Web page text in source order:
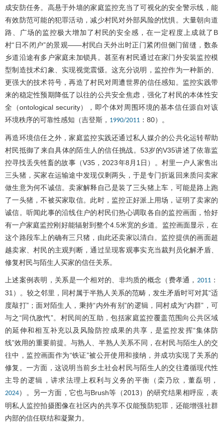
成安防任务。高悬于外墙的家庭监控充当了可视化的安全警示线，能
有效防范可能的犯罪活动，减少村民对外部风险的忧惧。大量朝向道
路、广场的监控极大增加了村民的安全感，在一定程度上成就了B
村“日不闭户”的景观——村民白天外出时正门紧闭但侧门留缝，数条
乡道沿途有多户家庭未加锁具。甚至有村民通过在家门外安装监控模
型制造技术幻象、实现视觉震慑。这充分说明，监控作为一种新的、
更强大的技术符号，再造了村民对周遭世界的信任感知。监控实践带
来的稳定性预期降低了以往的公共安全焦虑，强化了村民的本体性安
全（ontological security），即个体对周围环境的基本信任源自对该
环境秩序的可靠性感知（吉登斯， 1990/2011 ：80）。
再造环境信任之外，家庭监控实践还通过私人媒介的公共化运转帮助
村民抵御了来自具体的陌生人的信任挑战。53岁的V35讲述了依靠监
控寻找丢失牲畜的故事（V35，2023年8月1日）。村里一户人家售出
三头猪，买家在运输途中发现仅剩两头，于是专门折返回来质问卖家
做生意为何不诚信。卖家解释自己是装了三头猪上车，可能是路上跑
了一头猪，不被买家取信。此时，监控正好派上用场，证明了卖家的
诚信。听闻此事的沿线住户的村民们热心调取各自的监控画面，恰好
有一户家庭监控刚好能辐射到整个4.5米宽的乡道。监控画面显示，在
这个路段车上的确有三只猪，由此还卖家以清白。监控提供的画面超
越卖家、村民的主观判断，通过呈现客观事实充当裁判员化解矛盾、
修复村民与陌生人买家的信任关系。
上述案例表明，关系是一个相对的、非均质的概念（费孝通， 2011：
31）。较之邻里，同村属于半熟人关系的范畴，发生矛盾时可对其“适
度敲打”；面对陌生人，秉持“内外有别”的逻辑，同村成为“内群”，可
与之“同仇敌忾”。村民间的互助，包括家庭监控覆盖范围向公共区域
的延伸和相互补充以及风险防控成果的共享，是监控发挥“集体防
线”效用的重要前提。与熟人、半熟人关系不同，在村民与陌生人的交
往中，监控画面作为“铁证”被公开使用和接纳，并成功实现了关系的
修复。一方面，这说明当前乡土社会村民与陌生人的交往遵循现代性
主导的逻辑，讲求法理上权利与义务的平衡（栾乃欣，董磊明，
2024）。另一方面，它也与Brush等（2013）的研究结果相呼应，表
明私人监控拍摄图像在社区内的共享不仅能预防犯罪，还能增强社群
内部的信任联结和凝聚力。